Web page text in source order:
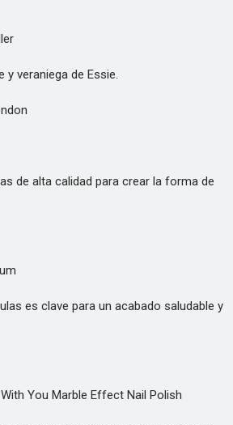
veraniega de Essie.
de alta calidad para crear la forma de
es clave para un acabado saludable y
You Marble Effect Nail Polish